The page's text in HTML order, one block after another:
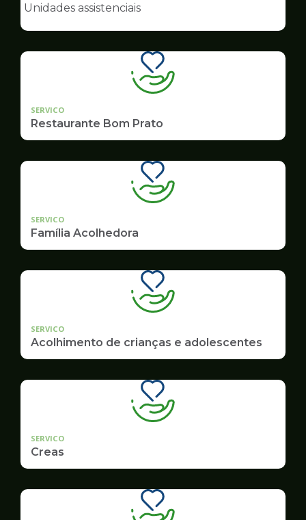
Assistência
Unidades assistenciais
SERVICO
Restaurante Bom Prato
SERVICO
Família Acolhedora
SERVICO
Acolhimento de crianças e adolescentes
SERVICO
Creas